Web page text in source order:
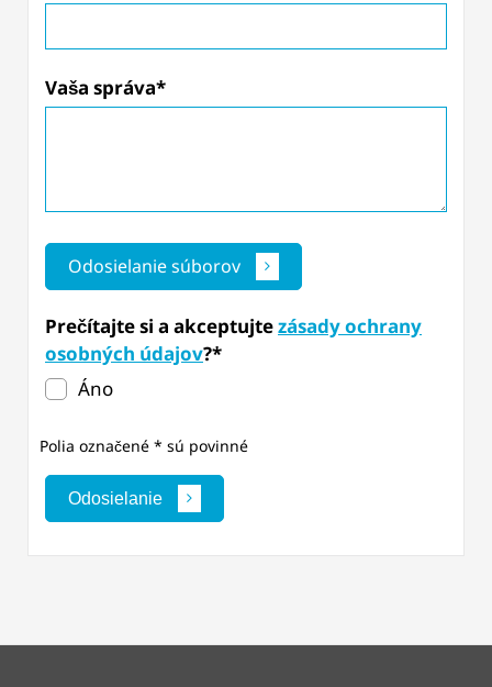
Vaša správa*
Odosielanie súborov
Prečítajte si a akceptujtezásady ochrany
osobných údajov?*
Áno
Polia označené * sú povinné
Odosielanie